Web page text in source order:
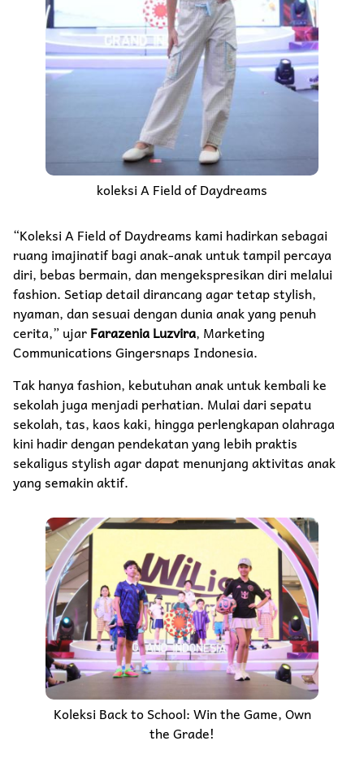
koleksi A Field of Daydreams
“Koleksi A Field of Daydreams kami hadirkan sebagai
ruang imajinatif bagi anak-anak untuk tampil percaya
diri, bebas bermain, dan mengekspresikan diri melalui
fashion. Setiap detail dirancang agar tetap stylish,
nyaman, dan sesuai dengan dunia anak yang penuh
cerita,” ujarFarazenia Luzvira, Marketing
Communications Gingersnaps Indonesia.
Tak hanya fashion, kebutuhan anak untuk kembali ke
sekolah juga menjadi perhatian. Mulai dari sepatu
sekolah, tas, kaos kaki, hingga perlengkapan olahraga
kini hadir dengan pendekatan yang lebih praktis
sekaligus stylish agar dapat menunjang aktivitas anak
yang semakin aktif.
Koleksi Back to School: Win the Game, Own
the Grade!